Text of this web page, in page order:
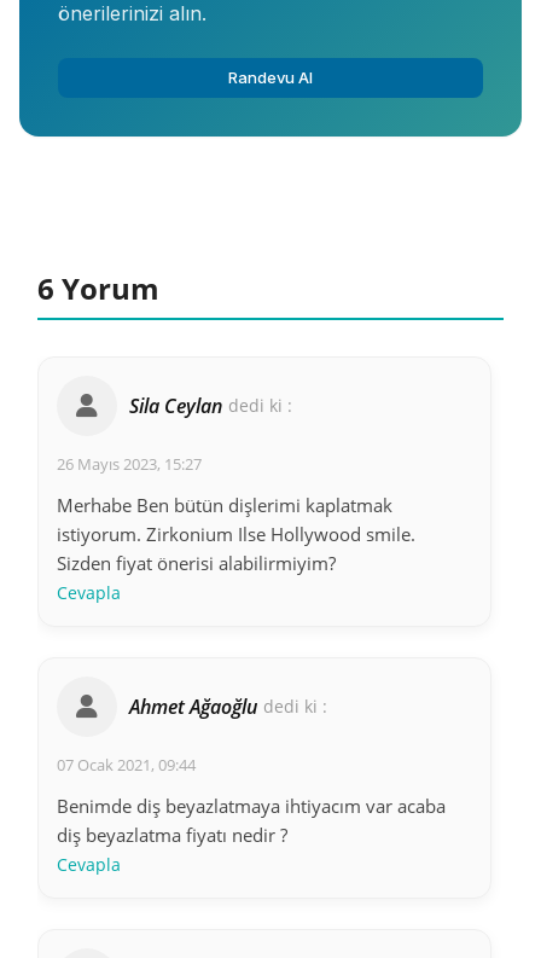
önerilerinizi alın.
Randevu Al
6 Yorum
Sila Ceylan dedi ki :
26 Mayıs 2023, 15:27
Merhabe Ben bütün dişlerimi kaplatmak
istiyorum. Zirkonium Ilse Hollywood smile.
Sizden fiyat önerisi alabilirmiyim?
Cevapla
Ahmet Ağaoğlu dedi ki :
07 Ocak 2021, 09:44
Benimde diş beyazlatmaya ihtiyacım var acaba
diş beyazlatma fiyatı nedir ?
Cevapla